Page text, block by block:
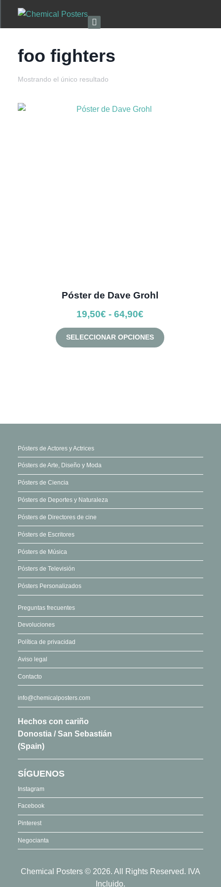
foo fighters
Mostrando el único resultado
Póster de Dave Grohl
19,50€ - 64,90€
de
precios:
SELECCIONAR OPCIONES
Este
en
de
producto
Pósters de Actores y Actrices
Pósters de Arte, Diseño y Moda
Pósters de Ciencia
Pósters de Deportes y Naturaleza
Pósters de Directores de cine
Pósters de Escritores
Pósters de Música
Pósters de Televisión
Pósters Personalizados
Preguntas frecuentes
Devoluciones
Política de privacidad
Aviso legal
Contacto
info@chemicalposters.com
Hechos con cariño
Donostia / San Sebastián
(Spain)
SÍGUENOS
Instagram
Facebook
Pinterest
Negocianta
Chemical Posters © 2026. All Rights Reserved. IVA
Incluido.